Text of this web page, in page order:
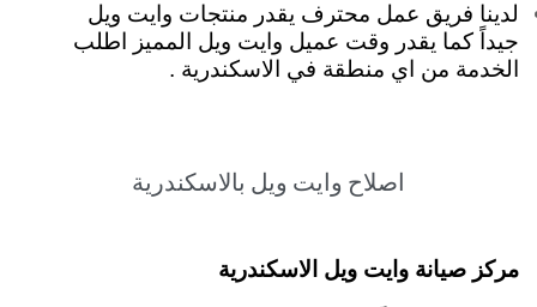
لدينا فريق عمل محترف يقدر منتجات وايت ويل
جيداً كما يقدر وقت عميل وايت ويل المميز اطلب
الخدمة من اي منطقة في الاسكندرية .
اصلاح وايت ويل بالاسكندرية
مركز صيانة وايت ويل الاسكندرية